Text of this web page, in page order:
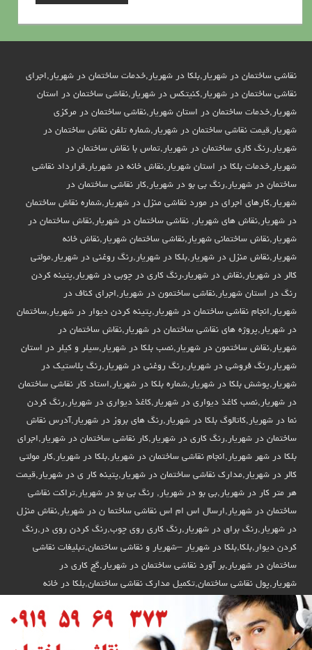
نقاشی ساختمان در شهریار,بلکا در شهریار,خدمات ساختمان در شهریار,اجرای
نقاشی ساختمان در شهریار,کنیتکس در شهریار,نقاشی ساختمان در استان
شهریار,خدمات ساختمان در استان شهریار,نقاشی ساختمان در مرکزی
شهریار,قیمت نقاشی ساختمان در شهریار,شماره تلفن نقاش ساختمان در
شهریار,رنگ کاری ساختمان در شهریار,تماس با نقاش ساختمان در
شهریار,خدمات بلکا در استان شهریار,نقاش خانه در شهریار,قرارداد نقاشی
ساختمان در شهریار,رنگ بی بو در شهریار,کار نقاشی ساختمان در
شهریار,کارهای اجرای در مورد نقاشی منزل در شهریار,شماره نقاش ساختمان
در شهریار,نقاش های شهریار, نقاشی ساختمان در شهریار,نقاش ساختمان در
شهریار,نقاش ساختمانی شهریار,نقاشی ساختمان شهریار,نقاش خانه
شهریار,نقاش منزل در شهریار,بلکا در شهریار,رنگ روغنی در شهریار,مولتی
کالر در شهریار,نقاش در شهریار،رنگ کاری در چوبی در شهریار,پتینه کردن
رنگ در استان شهریار,نقاشی ساختمون در شهریار,اجرای کناف در
شهریار,انجام نقاشی ساختمان در شهریار,پتینه کردن دیوار در شهریار,ساختمان
در شهریار,پروژه های نقاشی ساختمان در شهریار,نقاش ساختمان در
شهریار,نقاش ساختمون در شهریار,نصب بلکا در شهریار,سیلر و کیلر در استان
شهریار,رنگ فروشی در شهریار,رنگ روغنی در شهریار,رنگ پلاستیک در
شهریار,پوشش بلکا در شهریار,شماره بلکا در شهریار,استاد کار نقاشی ساختمان
در شهریار,نصب کاغذ دیواری در شهریار,کاغذ دیواری در شهریار,رنگ کردن
نما در شهریار,کاتالوگ بلکا در شهریار,رنگ های بروز در شهریار,آدرس نقاش
ساختمان در شهریار,رنگ کاری در شهریار,کار نقاشی ساختمان در شهریار,اجرای
بلکا در شهر شهریار,انجام نقاشی ساختمان در شهریار,بلکا در شهریار,کار مولتی
کالر در شهریار,مدارک نقاشی ساختمان در شهریار,پتینه کار ی در شهریار,قیمت
هر متر کار در شهریار,بی بو در شهریار, رنگ بی بو در شهریار,تراکت نقاشی
ساختمان در شهریار,ارسال اس ام اس نقاشی ساختما ن در شهریار,نقاش منزل
در شهریار,رنگ براق در شهریار,رنگ کاری روی چوب,رنگ کردن روی در,رنگ
کردن دیوار,بلکا,بلکا در شهریار –شهریار و نقاشی ساختمان,تبلیغات نقاشی
ساختمان در شهریار,بر آورد نقاشی ساختمان در شهریار,گچ کاری در
شهریار,پول نقاشی ساختمان,تکمیل مدارک نقاشی ساختمان,بلکا در خانه
شهریار,نقاش ساختمان در استان شهریار,نقاش ساختمان در استان شهریار,رنگ
کردن ساختمان در شهریار,پتینه ساخمان در استان شهریار,برای نقاش ساختمان
در شهریار,دیوار رنگ کردن در استان شهریار,کنتکس در استان شهریار,نقاشی